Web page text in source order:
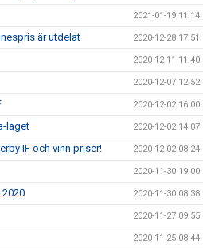
2021-01-19 11:14
är utdelat 2020-12-28 17:51
2020-12-11 11:40
2020-12-07 12:52
2020-12-02 16:00
laget 2020-12-02 14:07
IF och vinn priser! 2020-12-02 08:24
2020-11-30 19:00
2020-11-30 08:38
2020-11-27 09:55
2020-11-25 08:44